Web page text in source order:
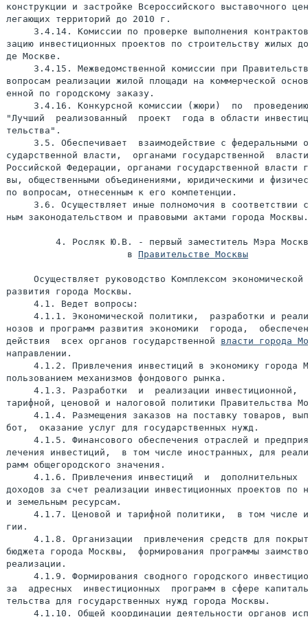
конструкции и застройке Всероссийского выставочного
легающих территорий до 2010 г.
3.4.14. Комиссии по проверке выполнения
зацию инвестиционных проектов по строительству жилых
де Москве.
3.4.15. Межведомственной комиссии при
вопросам реализации жилой площади на коммерческой
енной по городскому заказу.
3.4.16. Конкурсной комиссии (жюри)  по
"Лучший  реализованный  проект  года в области
тельства".
3.5. Обеспечивает  взаимодействие с федеральными
сударственной власти,  органами государственной
Российской Федерации, органами государственной власти
вы, общественными объединениями, юридическими и
по вопросам, отнесенным к его компетенции.
3.6. Осуществляет иные полномочия в соответствии
ным законодательством и правовыми актами города Москвы.
4. Росляк Ю.В. - первый заместитель Мэра
                      в
Правительстве Москвы
Осуществляет руководство Комплексом экономической
развития города Москвы.
     4.1. Ведет вопросы:
4.1.1. Экономической политики,  разработки и
нозов и программ развития экономики  города,
действия  всех органов государственной власти города
направлении.
4.1.2. Привлечения инвестиций в экономику города
пользованием механизмов фондового рынка.
4.1.3. Разработки  и  реализации инвестиционной,
тарифной, ценовой и налоговой политики Правительства
4.1.4. Размещения заказов на поставку товаров,
бот,  оказание услуг для государственных нужд.
4.1.5. Финансового обеспечения отраслей и
лечения инвестиций,  в том числе иностранных, для
рамм общегородского значения.
4.1.6. Привлечения инвестиций  и  дополнительных
доходов за счет реализации инвестиционных проектов по
и земельным ресурсам.
4.1.7. Ценовой и тарифной политики,  в том числе
гии.
4.1.8. Организации  привлечения средств для
бюджета города Москвы,  формирования программы
реализации.
4.1.9. Формирования сводного городского
за  адресных  инвестиционных  программ в сфере
тельства для государственных нужд города Москвы.